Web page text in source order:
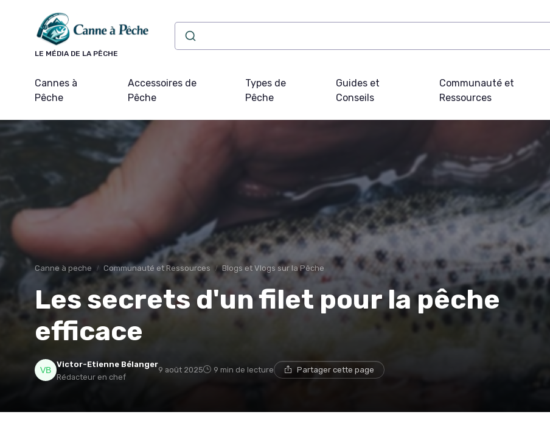
LE MÉDIA DE LA PÊCHE
Cannes à
Pêche
Accessoires de
Pêche
Types de
Pêche
Guides et
Conseils
Communauté et
Ressources
Canne à peche Communauté et Ressources Blogs et Vlogs sur la Pêche
Les secrets d'un filet pour la pêche
efficace
Victor-Etienne Bélanger
Rédacteur en chef
9 août 2025 9 min de lecture Partager cette page